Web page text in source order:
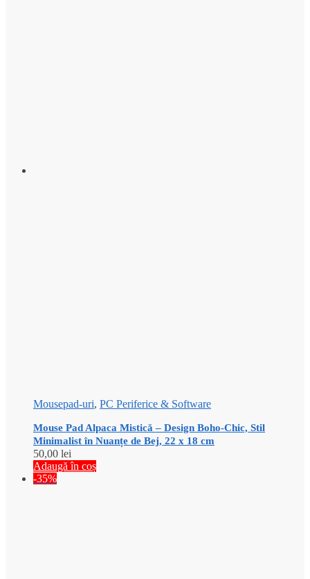
Mousepad-uri, PC Periferice & Software
Mouse Pad Alpaca Mistică – Design Boho-Chic, Stil
Minimalist în Nuanțe de Bej, 22 x 18 cm
50,00 lei
Adaugă în coș
-35%